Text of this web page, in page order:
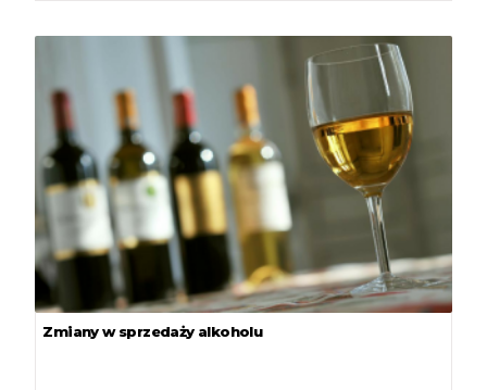
Zmiany w sprzedaży alkoholu